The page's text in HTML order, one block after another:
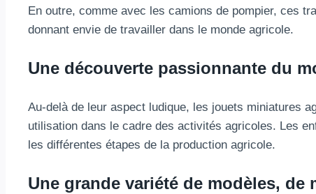
En outre, comme avec les camions de pompier, ces
donnant envie de travailler dans le monde agricole.
Une découverte passionnante du
Au-delà de leur aspect ludique, les jouets miniatures
utilisation dans le cadre des activités agricoles. Les
les différentes étapes de la production agricole.
Une grande variété de modèles, de